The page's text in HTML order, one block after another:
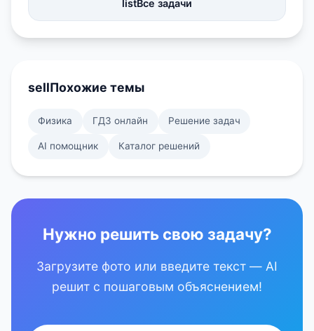
listВсе задачи
sellПохожие темы
Физика ГДЗ онлайн Решение задач
AI помощник Каталог решений
Нужно решить свою задачу?
Загрузите фото или введите текст — AI
решит с пошаговым объяснением!